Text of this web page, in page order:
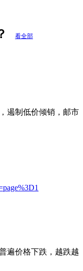
看全部
遏制低价倾销，邮市
遍价格下跌，越跌越